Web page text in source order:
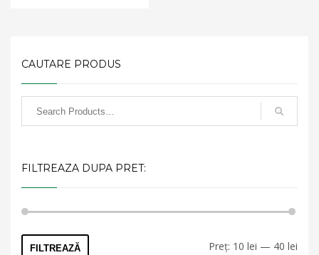
CAUTARE PRODUS
FILTREAZA DUPA PRET:
FILTREAZĂ Preț: 10 lei — 40 lei